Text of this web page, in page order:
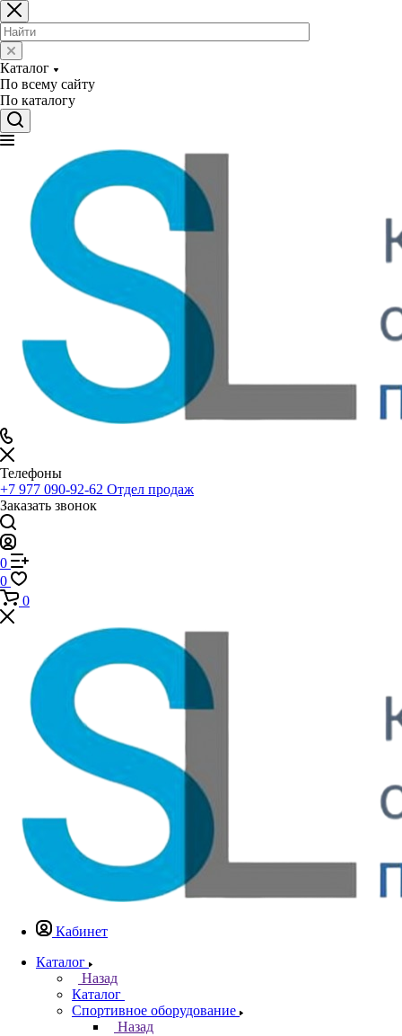
Каталог
По всему сайту
По каталогу
Телефоны
+7 977 090-92-62 Отдел продаж
Заказать звонок
0
0
0
Кабинет
Каталог
Назад
Каталог
Спортивное оборудование
Назад